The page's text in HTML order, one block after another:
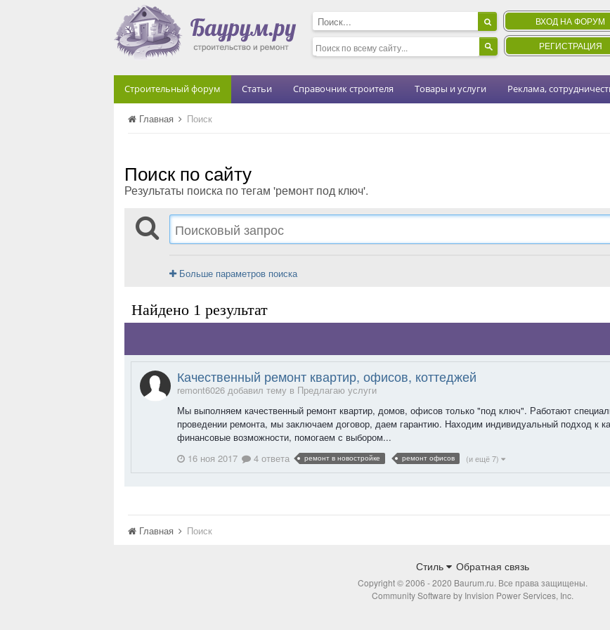
ВХОД НА ФОРУМ
РЕГИСТРАЦИЯ
Строительный форум Статьи Справочник строителя Товары и услуги Реклама,
Главная Поиск
Поиск по сайту
Результаты поиска по тегам 'ремонт под ключ'.
Больше параметров поиска
Найдено 1 результат
Качественный ремонт квартир, офисов, коттеджей
remont6026 добавил тему в Предлагаю услуги
Мы выполняем качественный ремонт квартир, домов, офисов только "под ключ". Работают
проведении ремонта, мы заключаем договор, даем гарантию. Находим индивидуальный подход к
финансовые возможности, помогаем с выбором...
16 ноя 2017
4 ответа ремонт в новостройке ремонт офисов (и ещё 7)
Главная Поиск
Стиль Обратная связь
Copyright © 2006 - 2020 Baurum.ru. Все права защищены.
Community Software by Invision Power Services, Inc.